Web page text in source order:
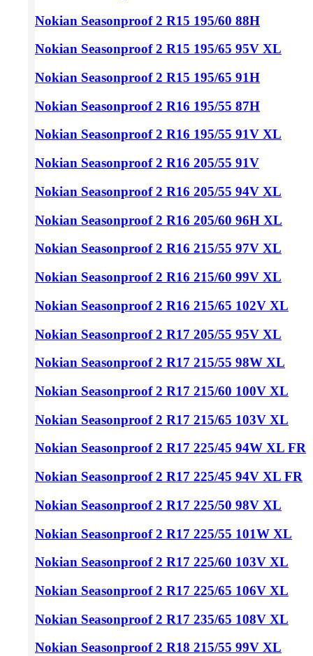
Nokian Seasonproof 2 R15 195/60 88H
Nokian Seasonproof 2 R15 195/65 95V XL
Nokian Seasonproof 2 R15 195/65 91H
Nokian Seasonproof 2 R16 195/55 87H
Nokian Seasonproof 2 R16 195/55 91V XL
Nokian Seasonproof 2 R16 205/55 91V
Nokian Seasonproof 2 R16 205/55 94V XL
Nokian Seasonproof 2 R16 205/60 96H XL
Nokian Seasonproof 2 R16 215/55 97V XL
Nokian Seasonproof 2 R16 215/60 99V XL
Nokian Seasonproof 2 R16 215/65 102V XL
Nokian Seasonproof 2 R17 205/55 95V XL
Nokian Seasonproof 2 R17 215/55 98W XL
Nokian Seasonproof 2 R17 215/60 100V XL
Nokian Seasonproof 2 R17 215/65 103V XL
Nokian Seasonproof 2 R17 225/45 94W XL FR
Nokian Seasonproof 2 R17 225/45 94V XL FR
Nokian Seasonproof 2 R17 225/50 98V XL
Nokian Seasonproof 2 R17 225/55 101W XL
Nokian Seasonproof 2 R17 225/60 103V XL
Nokian Seasonproof 2 R17 225/65 106V XL
Nokian Seasonproof 2 R17 235/65 108V XL
Nokian Seasonproof 2 R18 215/55 99V XL